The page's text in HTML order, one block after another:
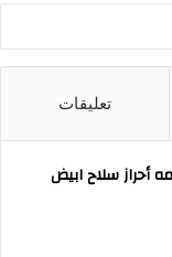
تعليقات
أحراز سلاح ابيض